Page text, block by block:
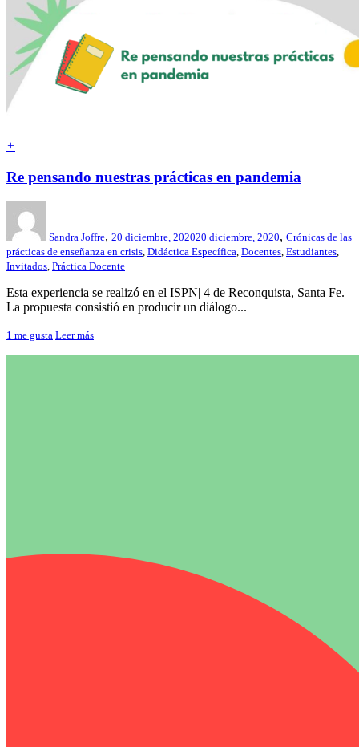
+
Re pensando nuestras prácticas en pandemia
Sandra Joffre, 20 diciembre, 202020 diciembre, 2020, Crónicas de las
prácticas de enseñanza en crisis, Didáctica Específica, Docentes, Estudiantes,
Invitados, Práctica Docente
Esta experiencia se realizó en el ISPN| 4 de Reconquista, Santa Fe.
La propuesta consistió en producir un diálogo...
1 me gusta Leer más